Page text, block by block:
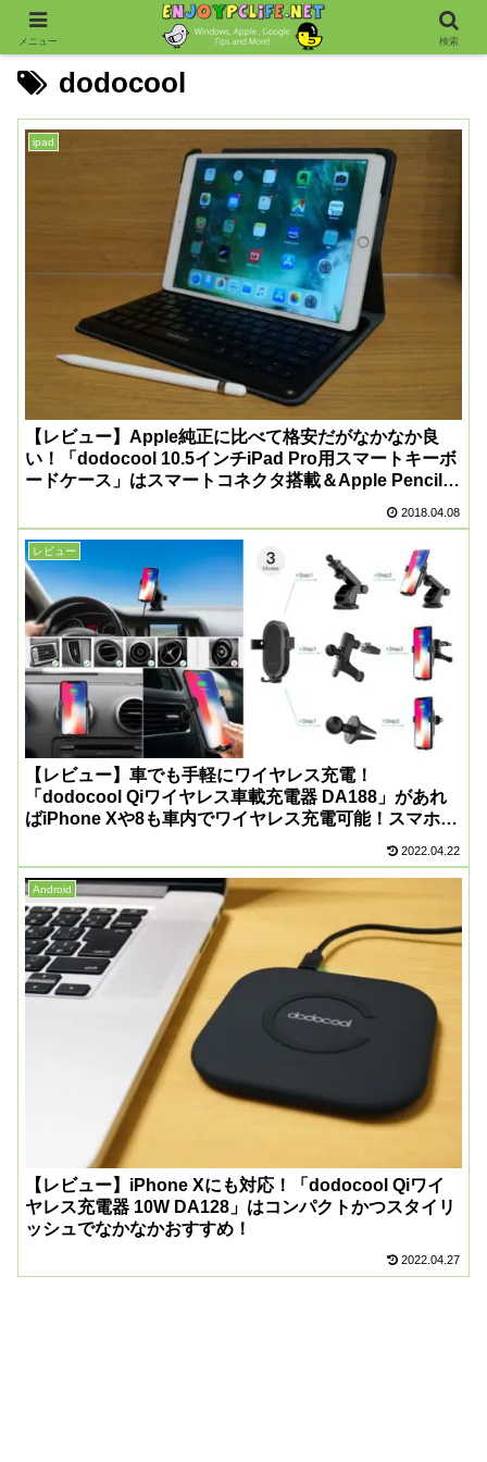
dodocool
ipad
【レビュー】Apple純正に比べて格安だがなかなか良
い！「dodocool 10.5インチiPad Pro用スマートキーボ
ードケース」はスマートコネクタ搭載＆Apple Pencilの
2018.04.08
レビュー
【レビュー】車でも手軽にワイヤレス充電！
「dodocool Qiワイヤレス車載充電器 DA188」があれ
ばiPhone Xや8も車内でワイヤレス充電可能！スマホホ
2022.04.22
Android
【レビュー】iPhone Xにも対応！「dodocool Qiワイ
ヤレス充電器 10W DA128」はコンパクトかつスタイリ
ッシュでなかなかおすすめ！
2022.04.27
メニュー 検索